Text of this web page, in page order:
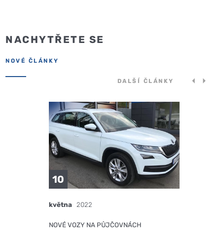
NACHYTŘETE SE
NOVÉ ČLÁNKY
DALŠÍ ČLÁNKY
10
května 2022
NOVÉ VOZY NA PŮJČOVNÁCH